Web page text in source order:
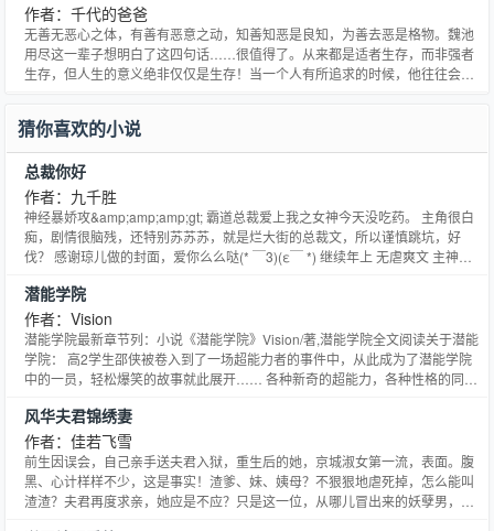
作者：千代的爸爸
无善无恶心之体，有善有恶意之动，知善知恶是良知，为善去恶是格物。魏池
用尽这一辈子想明白了这四句话……很值得了。从来都是适者生存，而非强者
生存，但人生的意义绝非仅仅是生存！当一个人有所追求的时候，他往往会发
做的不是强者，而是适者，这是她有别于野心家的地方，也是与
猜你喜欢的小说
总裁你好
作者：九千胜
神经暴娇攻&amp;amp;amp;gt; 霸道总裁爱上我之女神今天没吃药。 主角很白
痴，剧情很脑残，还特别苏苏苏，就是烂大街的总裁文，所以谨慎跳坑，好
伐？ 感谢琼儿做的封面，爱你么么哒(* ￣3)(ε￣ *) 继续年上 无虐爽文 主神经
潜能学院
作者：Vision
潜能学院最新章节列：小说《潜能学院》Vision/著,潜能学院全文阅读关于潜能
学院： 高2学生邵侠被卷入到了一场超能力者的事件中，从此成为了潜能学院
中的一员，轻松爆笑的故事就此展开…… 各种新奇的超能力，各种性格的同学
纯的校园送给纯纯的你。 ...
风华夫君锦绣妻
作者：佳若飞雪
前生因误会，自己亲手送夫君入狱，重生后的她，京城淑女第一流，表面。腹
黑、心计样样不少，这是事实！渣爹、妹、姨母？不狠狠地虐死掉，怎么能叫
渣渣？夫君再度求亲，她应是不应？只是这一位，从哪儿冒出来的妖孽男，你